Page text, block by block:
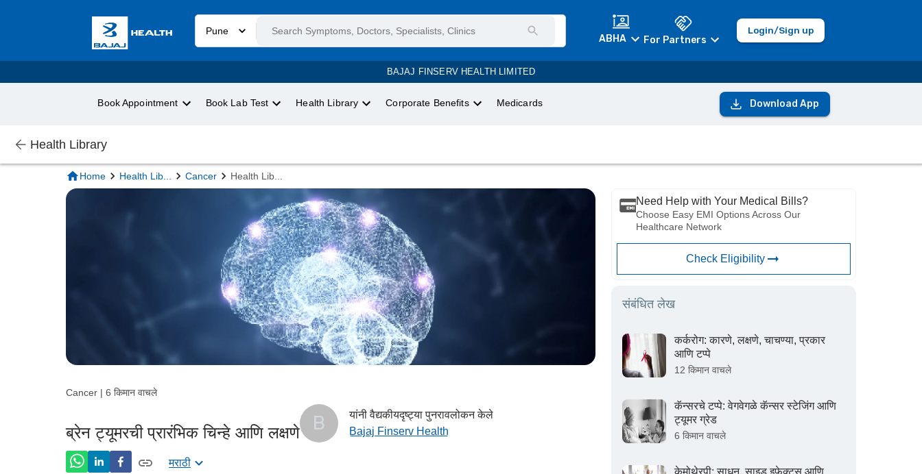
Pune
ABHA For Partners
Login/Sign up
BAJAJ FINSERV HEALTH LIMITED
Book Appointment Book Lab Test Health Library Corporate Benefits Medicards Download App
Health Library
Home Health Lib... Cancer Health Lib...
Cancer | 6 किमान वाचले
ब्रेन ट्यूमरची प्रारंभिक चिन्हे आणि लक्षणे B
यांनी वैद्यकीयदृष्ट्या पुनरावलोकन केले
Bajaj Finserv Health
मराठी
Need Help with Your Medical Bills?
Choose Easy EMI Options Across Our
Healthcare Network
Check Eligibility
संबंधित लेख
कर्करोग: कारणे, लक्षणे, चाचण्या, प्रकार
आणि टप्पे
12 किमान वाचले
कॅन्सरचे टप्पे: वेगवेगळे कॅन्सर स्टेजिंग आणि
ट्यूमर ग्रेड
6 किमान वाचले